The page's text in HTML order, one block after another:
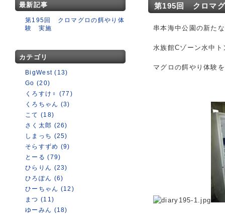
最新記事
第195回 クロマグロの餌やり体
験 実施
カテゴリ
BigWest (13)
Go (20)
くろすけ♀ (77)
くろちゃん (3)
こて (18)
さく太郎 (26)
しまっち (25)
そらすずめ (9)
とーる (79)
ひらりん (23)
ひろぽん (6)
ひーちゃん (12)
まつ (11)
ゆーみん (18)
第195回 クロマ
串本海中公園の新た
水族館Cゾーン水中
マグロの餌やり体験